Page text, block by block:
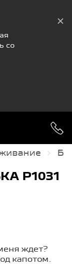
со
×
P1031
ждет?
капотом.